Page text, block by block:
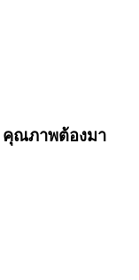
คุณภาพต้องมา